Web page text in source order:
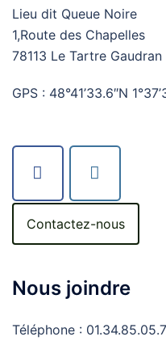
Lieu dit Queue Noire
1,Route des Chapelles
78113 Le Tartre Gaudran
GPS : 48°41’33.6″N
Contactez-nous
Nous joindre
Téléphone :